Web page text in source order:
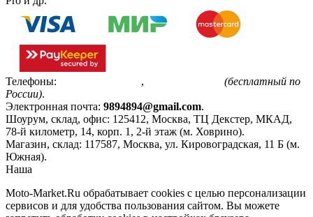
Телефоны: ,
(бесплатный по
России).
Электронная почта: 9894894@gmail.com.
Шоурум, склад, офис: 125412, Москва, ТЦ Декстер, МКАД,
78-й километр, 14, корп. 1, 2-й этаж (м. Ховрино).
Магазин, склад: 117587, Москва, ул. Кировоградская, 11 Б (м.
Южная).
Наша
Moto-Market.Ru обрабатывает сookies с целью персонализации
сервисов и для удобства пользования сайтом. Вы можете